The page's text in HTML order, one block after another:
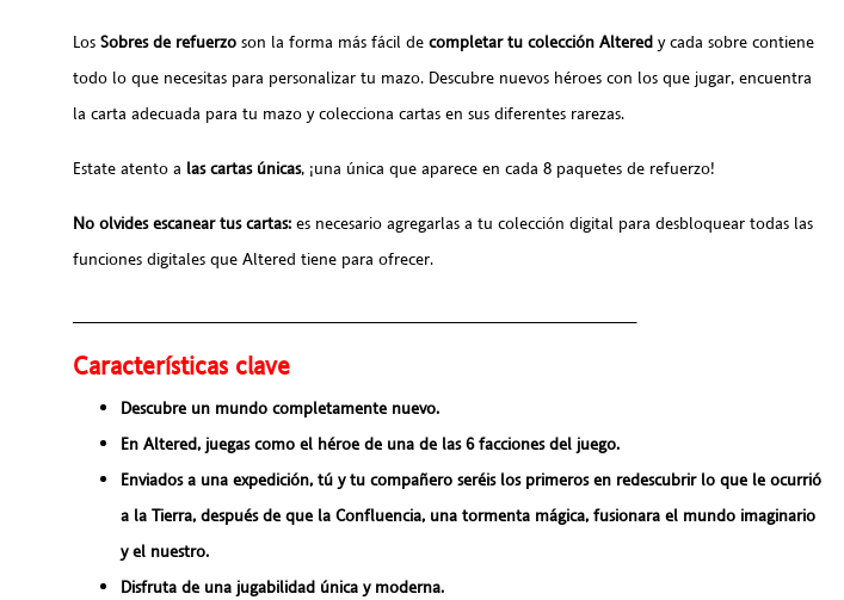
LosSobres de refuerzo son la forma más fácil decompletar tu colección Altered y cada sobre contiene
todo lo que necesitas para personalizar tu mazo. Descubre nuevos héroes con los que jugar, encuentra
la carta adecuada para tu mazo y colecciona cartas en sus diferentes rarezas.
Estate atento a las cartas únicas, ¡una única que aparece en cada 8 paquetes de refuerzo!
No olvides escanear tus cartas: es necesario agregarlas a tu colección digital para desbloquear todas las
funciones digitales que Altered tiene para ofrecer.
Características clave
Descubre un mundo completamente nuevo.
En Altered, juegas como el héroe de una de las 6 facciones del juego.
Enviados a una expedición, tú y tu compañero seréis los primeros en redescubrir lo que le ocurrió
a la Tierra, después de que la Confluencia, una tormenta mágica, fusionara el mundo imaginario
y el nuestro.
Disfruta de una jugabilidad única y moderna.